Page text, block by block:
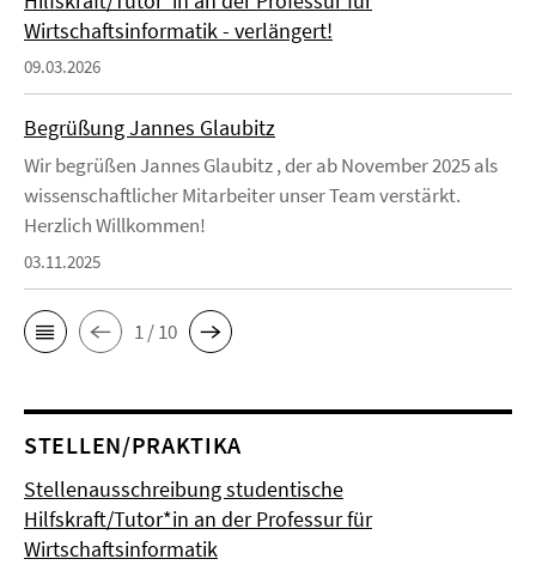
Wirtschaftsinformatik - verlängert!
09.03.2026
Begrüßung Jannes Glaubitz
Wir begrüßen Jannes Glaubitz , der ab November 2025 als
wissenschaftlicher Mitarbeiter unser Team verstärkt.
Herzlich Willkommen!
03.11.2025
1 / 10
STELLEN/PRAKTIKA
Stellenausschreibung studentische
Hilfskraft/Tutor*in an der Professur für
Wirtschaftsinformatik